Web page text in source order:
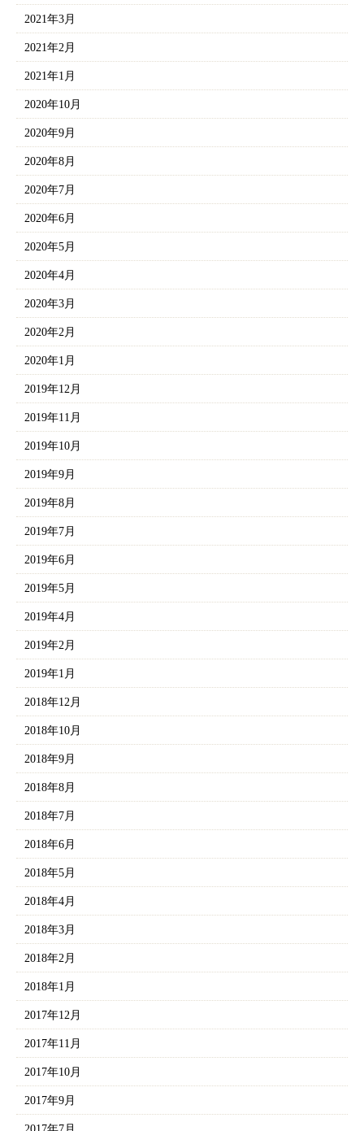
2021年3月
2021年2月
2021年1月
2020年10月
2020年9月
2020年8月
2020年7月
2020年6月
2020年5月
2020年4月
2020年3月
2020年2月
2020年1月
2019年12月
2019年11月
2019年10月
2019年9月
2019年8月
2019年7月
2019年6月
2019年5月
2019年4月
2019年2月
2019年1月
2018年12月
2018年10月
2018年9月
2018年8月
2018年7月
2018年6月
2018年5月
2018年4月
2018年3月
2018年2月
2018年1月
2017年12月
2017年11月
2017年10月
2017年9月